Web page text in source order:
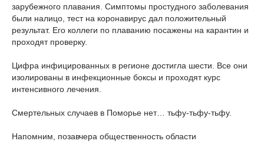
зарубежного плавания. Симптомы простудного заболевания
были налицо, тест на коронавирус дал положительный
результат. Его коллеги по плаванию посажены на карантин и
проходят проверку.
Цифра инфицированных в регионе достигла шести. Все они
изолированы в инфекционные боксы и проходят курс
интенсивного лечения.
Смертельных случаев в Поморье нет… тьфу-тьфу-тьфу.
Напомним, позавчера общественность области